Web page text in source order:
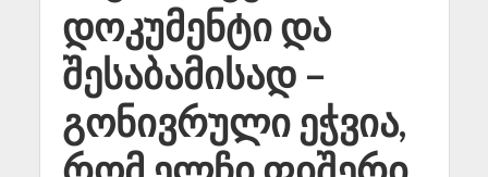
დოკუმენტი და
შესაბამისად –
გონივრული ეჭვია,